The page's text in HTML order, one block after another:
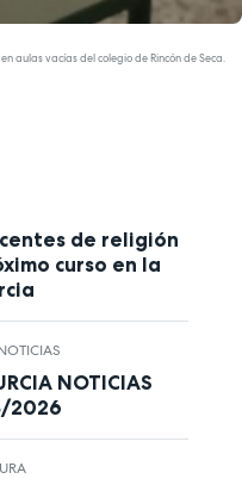
aulas vacías del colegio de Rincón de Seca.
de religión
curso en la
NOTICIAS
2026